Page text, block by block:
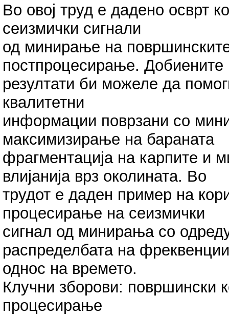
Во овој труд е дадено осврт
сеизмички сигнали
од минирање на
постпроцесирање. Добиените
резултати би можеле да
квалитетни
информации поврзани со
максимизирање на бараната
фрагментација на карпите и
влијанија врз околината. Во
трудот е даден пример на
процесирање на сеизмички
сигнал од минирања со
распределбата на
однос на времето.
Клучни зборови: површински
процесирање